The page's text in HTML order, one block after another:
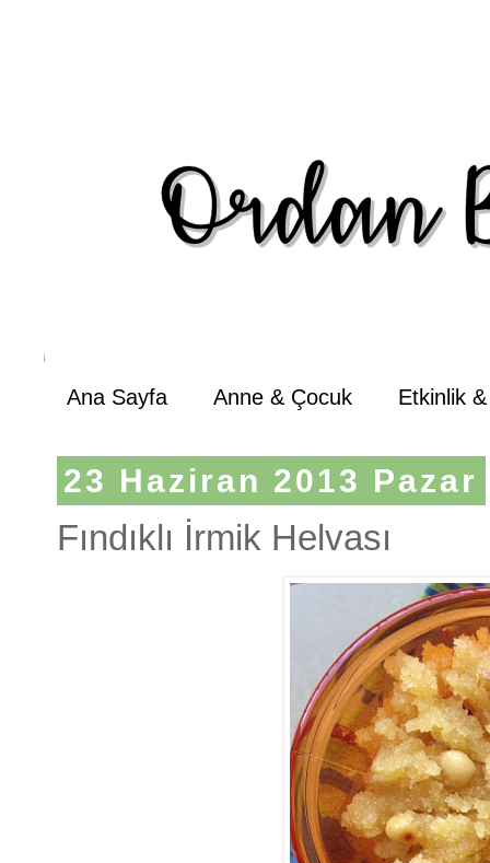
Ana Sayfa Anne & Çocuk Etkinlik
23 Haziran 2013 Pazar
Fındıklı İrmik Helvası